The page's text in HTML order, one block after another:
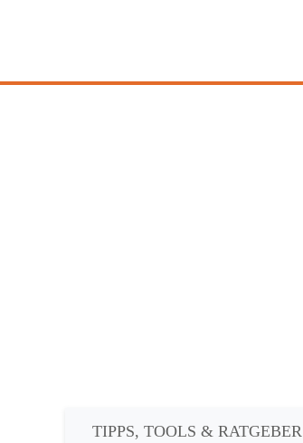
TIPPS, TOOLS & RATGEBER